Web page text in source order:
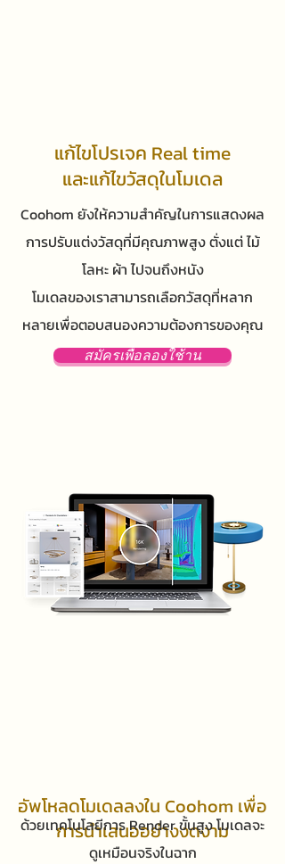
แก้ไขโปรเจค Real time
และแก้ไขวัสดุในโมเดล
Coohom ยังให้ความสำคัญในการแสดงผล
การปรับแต่งวัสดุที่มีคุณภาพสูง ตั่งแต่ ไม้
โลหะ ผ้า ไปจนถึงหนัง
โมเดลของเราสามารถเลือกวัสดุที่หลาก
หลายเพื่อตอบสนองความต้องการของคุณ
สมัครเพื่อลองใช้าน
อัพโหลดโมเดลลงใน Coohom เพื่อ
การนำเสนออย่างงดงาม
ด้วยเทคโนโลยีการ Render ขั้นสูง โมเดลจะ
ดูเหมือนจริงในฉาก